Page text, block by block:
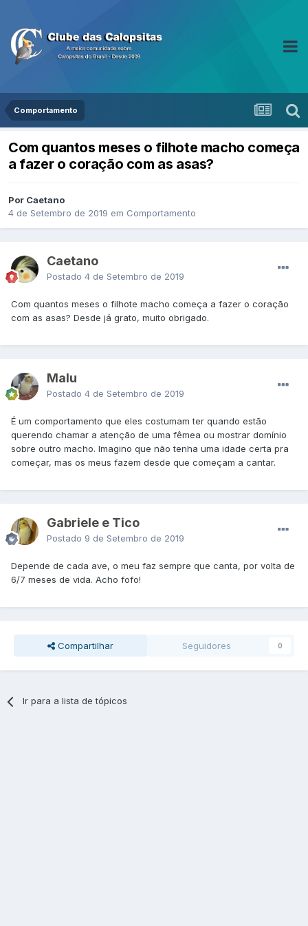
Comportamento
Com quantos meses o filhote macho começa
a fazer o coração com as asas?
Por Caetano
4 de Setembro de 2019 em Comportamento
Caetano
Postado 4 de Setembro de 2019
Com quantos meses o filhote macho começa a fazer o coração
com as asas? Desde já grato, muito obrigado.
Malu
Postado 4 de Setembro de 2019
É um comportamento que eles costumam ter quando estão
querendo chamar a atenção de uma fêmea ou mostrar domínio
sobre outro macho. Imagino que não tenha uma idade certa pra
começar, mas os meus fazem desde que começam a cantar.
Gabriele e Tico
Postado 9 de Setembro de 2019
Depende de cada ave, o meu faz sempre que canta, por volta de
6/7 meses de vida. Acho fofo!
Compartilhar Seguidores 0
Ir para a lista de tópicos